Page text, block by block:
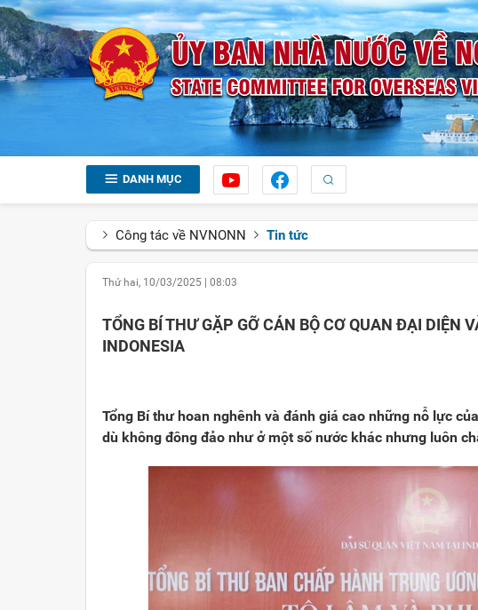
DANH MỤC
Công tác về NVNONN Tin tức
Thứ hai, 10/03/2025 08:03
TỔNG BÍ THƯ GẶP GỠ CÁN BỘ CƠ QUAN ĐẠI DIỆN
INDONESIA
Tổng Bí thư hoan nghênh và đánh giá cao những nỗ lực
dù không đông đảo như ở một số nước khác nhưng luôn